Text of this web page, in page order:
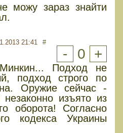
можу зараз знайти
21:41 #
- 0 +
Подход не
подход строго по
Оружие сейчас -
незаконно изъято из
оборота! Согласно
кодекса Украины